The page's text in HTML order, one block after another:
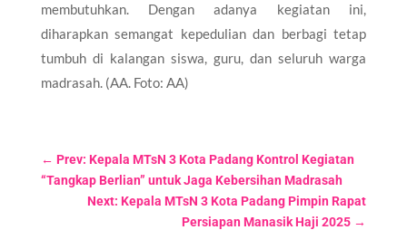
membutuhkan. Dengan adanya kegiatan ini,
diharapkan semangat kepedulian dan berbagi tetap
tumbuh di kalangan siswa, guru, dan seluruh warga
madrasah. (AA. Foto: AA)
← Prev: Kepala MTsN 3 Kota Padang Kontrol Kegiatan
“Tangkap Berlian” untuk Jaga Kebersihan Madrasah
Next: Kepala MTsN 3 Kota Padang Pimpin Rapat
Persiapan Manasik Haji 2025 →